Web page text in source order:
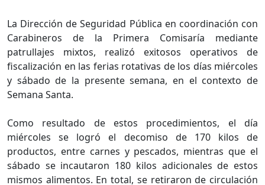
La Dirección de Seguridad Pública en coordinación con
Carabineros de la Primera Comisaría mediante
patrullajes mixtos, realizó exitosos operativos de
fiscalización en las ferias rotativas de los días miércoles
y sábado de la presente semana, en el contexto de
Semana Santa.
Como resultado de estos procedimientos, el día
miércoles se logró el decomiso de 170 kilos de
productos, entre carnes y pescados, mientras que el
sábado se incautaron 180 kilos adicionales de estos
mismos alimentos. En total, se retiraron de circulación